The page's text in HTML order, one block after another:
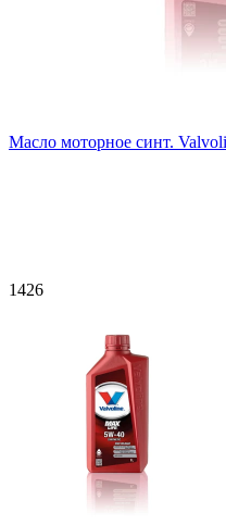
Масло моторное синт.
1426